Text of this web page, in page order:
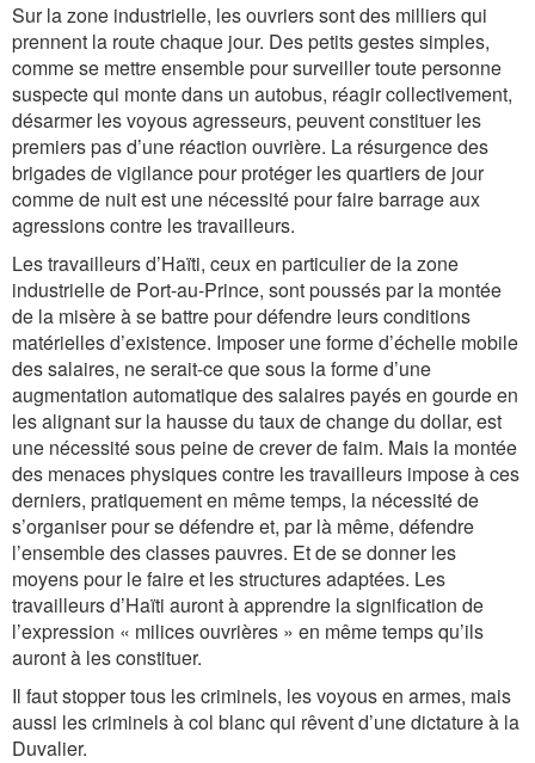
Sur la zone industrielle, les ouvriers sont des milliers qui
prennent la route chaque jour. Des petits gestes simples,
comme se mettre ensemble pour surveiller toute personne
suspecte qui monte dans un autobus, réagir collectivement,
désarmer les voyous agresseurs, peuvent constituer les
premiers pas d’une réaction ouvrière. La résurgence des
brigades de vigilance pour protéger les quartiers de jour
comme de nuit est une nécessité pour faire barrage aux
agressions contre les travailleurs.
Les travailleurs d’Haïti, ceux en particulier de la zone
industrielle de Port-au-Prince, sont poussés par la montée
de la misère à se battre pour défendre leurs conditions
matérielles d’existence. Imposer une forme d’échelle mobile
des salaires, ne serait-ce que sous la forme d’une
augmentation automatique des salaires payés en gourde en
les alignant sur la hausse du taux de change du dollar, est
une nécessité sous peine de crever de faim. Mais la montée
des menaces physiques contre les travailleurs impose à ces
derniers, pratiquement en même temps, la nécessité de
s’organiser pour se défendre et, par là même, défendre
l’ensemble des classes pauvres. Et de se donner les
moyens pour le faire et les structures adaptées. Les
travailleurs d’Haïti auront à apprendre la signification de
l’expression « milices ouvrières » en même temps qu’ils
auront à les constituer.
Il faut stopper tous les criminels, les voyous en armes, mais
aussi les criminels à col blanc qui rêvent d’une dictature à la
Duvalier.